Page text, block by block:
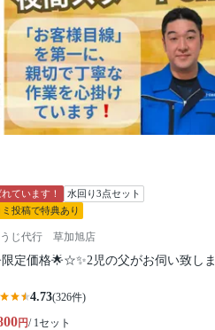
ています！
水回り3点セット
ミ投稿で特典あり
うじ代行 草加旭店
限定価格🌟☆✨2児の父がお伺い致しま
4.73(326件)
円/ 1セット